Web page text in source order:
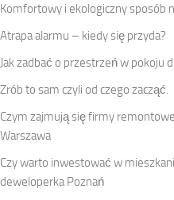
Komfortowy i ekologiczny sposób
Atrapa alarmu – kiedy się przyda?
Jak zadbać o przestrzeń w pokoju
Zrób to sam czyli od czego zacząć.
Czym zajmują się firmy
Warszawa
Czy warto inwestować w
deweloperka Poznań